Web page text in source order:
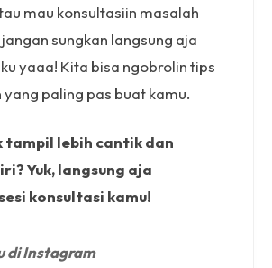
mau konsultasiin masalah
sungkan langsung aja
yaaa! Kita bisa ngobrolin tips
paling pas buat kamu.
tampil lebih cantik dan
Yuk, langsung aja
konsultasi kamu!
di Instagram